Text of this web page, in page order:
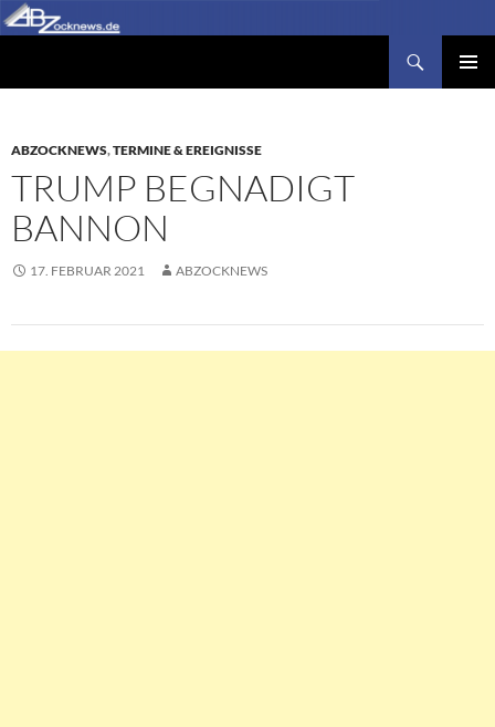
Zum
Inhalt
ABZOCKNEWS,TERMINE & EREIGNISSE
TRUMP BEGNADIGT
BANNON
17. FEBRUAR 2021 ABZOCKNEWS